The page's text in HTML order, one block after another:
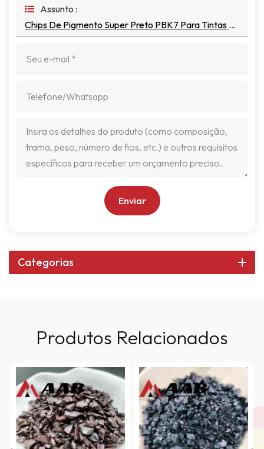
Assunto :
Chips De Pigmento Super Preto PBK7 Para Tintas Automotivas
Enviar
Categorias
Produtos Relacionados